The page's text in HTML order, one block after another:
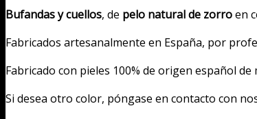
Bufandas y cuellos, de pelo natural de zorroen
Fabricados artesanalmente en España, por
Fabricado con pieles 100% de origen español de
Si desea otro color, póngase en contacto con